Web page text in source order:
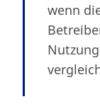
wenn